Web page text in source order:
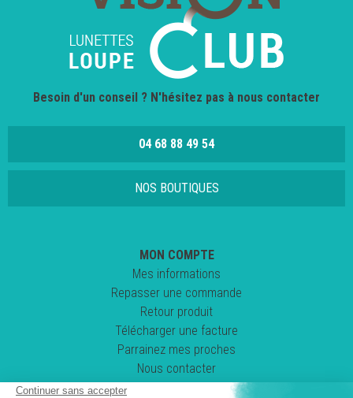
Besoin d'un conseil ? N'hésitez pas à nous contacter
04 68 88 49 54
NOS BOUTIQUES
MON COMPTE
Mes informations
Repasser une commande
Retour produit
Télécharger une facture
Parrainez mes proches
Nous contacter